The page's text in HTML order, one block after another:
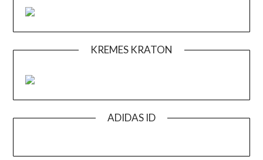
KREMES KRATON
ADIDAS ID